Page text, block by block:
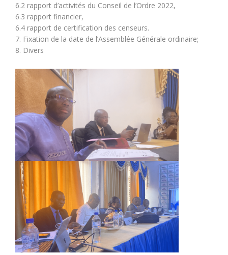
6.2 rapport d’activités du Conseil de l’Ordre 2022,
6.3 rapport financier,
6.4 rapport de certification des censeurs.
7. Fixation de la date de l’Assemblée Générale ordinaire;
8. Divers